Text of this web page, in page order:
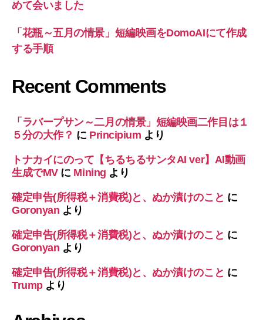
めて会いました
「花瓶～五月の情景」短編映画をDomoAIにて作成
する手順
Recent Comments
「ラバープサン～二月の情景」短編映画二作目は１
５分の大作？ に Principium より
トナカイにのって【ちるちるサンタAI ver】AI動画
生成でMVに Mining より
確定申告(所得税＋消費税)と、ぬか漬けのこと に
Goronyan より
確定申告(所得税＋消費税)と、ぬか漬けのこと に
Goronyan より
確定申告(所得税＋消費税)と、ぬか漬けのこと に
Trumpより